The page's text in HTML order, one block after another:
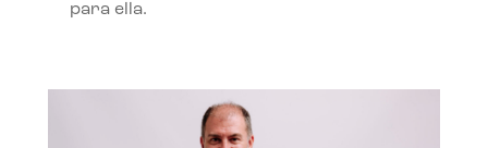
para ella.